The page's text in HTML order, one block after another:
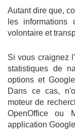
Autant dire que,
les
volontaire et
Si vous craignez
statistiques de
options et
Dans ce cas,
moteur de
OpenOffice ou
application